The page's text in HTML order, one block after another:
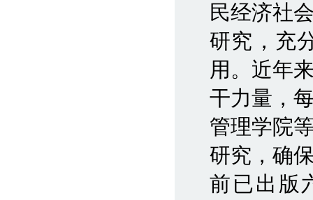
民经济社
研究，充
用。近年
干力量，
管理学院
研究，确
前已出版